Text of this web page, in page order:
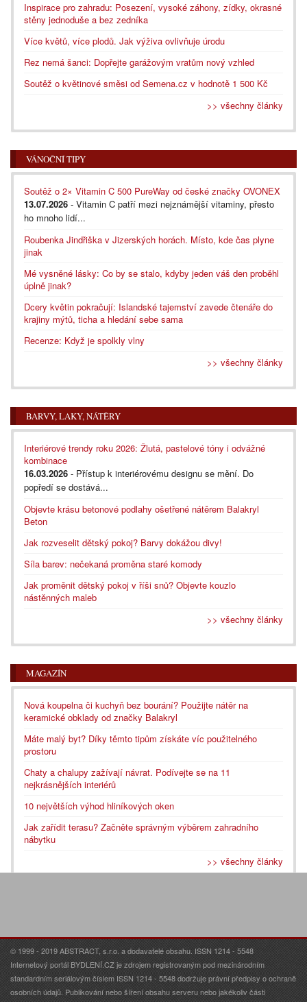
Inspirace pro zahradu: Posezení, vysoké záhony, zídky, okrasné
stěny jednoduše a bez zedníka
Více květů, více plodů. Jak výživa ovlivňuje úrodu
Rez nemá šanci: Dopřejte garážovým vratům nový vzhled
Soutěž o květinové směsi od Semena.cz v hodnotě 1 500 Kč
>> všechny články
VÁNOČNÍ TIPY
Soutěž o 2× Vitamin C 500 PureWay od české značky OVONEX
13.07.2026 - Vitamin C patří mezi nejznámější vitaminy, přesto
ho mnoho lidí...
Roubenka Jindřiška v Jizerských horách. Místo, kde čas plyne
jinak
Mé vysněné lásky: Co by se stalo, kdyby jeden váš den proběhl
úplně jinak?
Dcery květin pokračují: Islandské tajemství zavede čtenáře do
krajiny mýtů, ticha a hledání sebe sama
Recenze: Když je spolkly vlny
>> všechny články
BARVY, LAKY, NÁTĚRY
Interiérové trendy roku 2026: Žlutá, pastelové tóny i odvážné
kombinace
16.03.2026 - Přístup k interiérovému designu se mění. Do
popředí se dostává...
Objevte krásu betonové podlahy ošetřené nátěrem Balakryl
Beton
Jak rozveselit dětský pokoj? Barvy dokážou divy!
Síla barev: nečekaná proměna staré komody
Jak proměnit dětský pokoj v říši snů? Objevte kouzlo
nástěnných maleb
>> všechny články
MAGAZÍN
Nová koupelna či kuchyň bez bourání? Použijte nátěr na
keramické obklady od značky Balakryl
Máte malý byt? Díky těmto tipům získáte víc použitelného
prostoru
Chaty a chalupy zažívají návrat. Podívejte se na 11
nejkrásnějších interiérů
10 největších výhod hliníkových oken
Jak zařídit terasu? Začněte správným výběrem zahradního
nábytku
>> všechny články
© 1999 - 2019 ABSTRACT, s.r.o. a dodavatelé obsahu. ISSN 1214 - 5548
Internetový portál BYDLENÍ.CZ je zdrojem registrovaným pod mezinárodním
standardním seriálovým číslem ISSN 1214 - 5548 dodržuje právní předpisy o ochraně
osobních údajů. Publikování nebo šíření obsahu serveru nebo jakékoliv části